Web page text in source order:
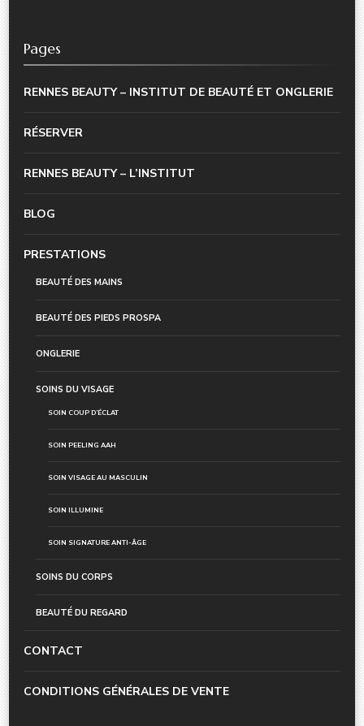
Pages
RENNES BEAUTY – INSTITUT DE BEAUTÉ ET ONGLERIE
RÉSERVER
RENNES BEAUTY – L’INSTITUT
BLOG
PRESTATIONS
BEAUTÉ DES MAINS
BEAUTÉ DES PIEDS PROSPA
ONGLERIE
SOINS DU VISAGE
SOIN COUP D’ÉCLAT
SOIN PEELING AAH
SOIN VISAGE AU MASCULIN
SOIN ILLUMINE
SOIN SIGNATURE ANTI-ÂGE
SOINS DU CORPS
BEAUTÉ DU REGARD
CONTACT
CONDITIONS GÉNÉRALES DE VENTE